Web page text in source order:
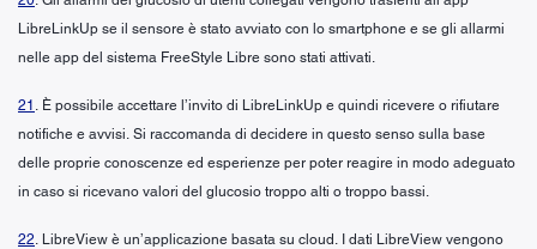
LibreLinkUp se il sensore è stato avviato con lo smartphone e se gli allarmi
nelle app del sistema FreeStyle Libre sono stati attivati.
21 . È possibile accettare l’invito di LibreLinkUp e quindi ricevere o rifiutare
notifiche e avvisi. Si raccomanda di decidere in questo senso sulla base
delle proprie conoscenze ed esperienze per poter reagire in modo adeguato
in caso si ricevano valori del glucosio troppo alti o troppo bassi.
22. LibreView è un’applicazione basata su cloud. I dati LibreView vengono